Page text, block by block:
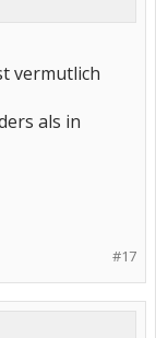
vermutlich
als in
#17